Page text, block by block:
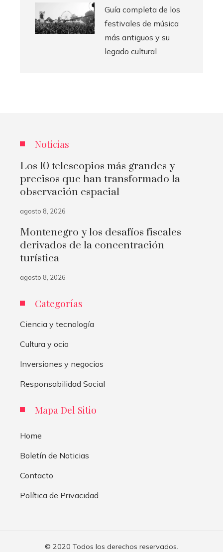
Guía completa de los
festivales de música
más antiguos y su
legado cultural
Noticias
Los 10 telescopios más grandes y
precisos que han transformado la
observación espacial
agosto 8, 2026
Montenegro y los desafíos fiscales
derivados de la concentración
turística
agosto 8, 2026
Categorías
Ciencia y tecnología
Cultura y ocio
Inversiones y negocios
Responsabilidad Social
Mapa Del Sitio
Home
Boletín de Noticias
Contacto
Política de Privacidad
© 2020 Todos los derechos reservados.